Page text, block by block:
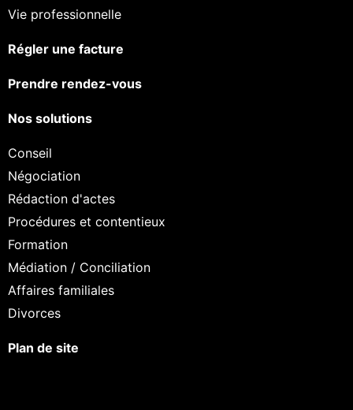
Vie professionnelle
Régler une facture
Prendre rendez-vous
Nos solutions
Conseil
Négociation
Rédaction d'actes
Procédures et contentieux
Formation
Médiation / Conciliation
Affaires familiales
Divorces
Plan de site